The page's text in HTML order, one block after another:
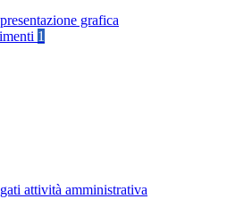
grafica
1
attività amministrativa